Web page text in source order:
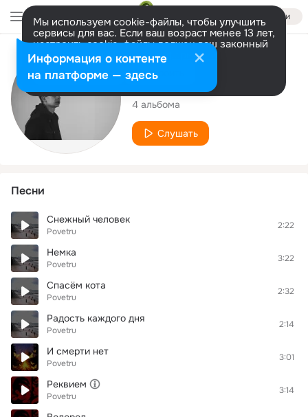
Войти
Мы используем cookie-файлы, чтобы улучшить
сервисы для вас. Если ваш возраст менее 13 лет,
настроить cookie-файлы должен ваш законный
представитель. Больше информации
Разрешить все Настроить
Исполнитель
Povetru
4 альбома
Слушать
Песни
Снежный человек
Povetru
2:22
Немка
Povetru
3:22
Спасём кота
Povetru
2:32
Радость каждого дня
Povetru
2:14
И смерти нет
Povetru
3:01
Реквием
Povetru
3:14
Информация о контенте
на платформе — здесь